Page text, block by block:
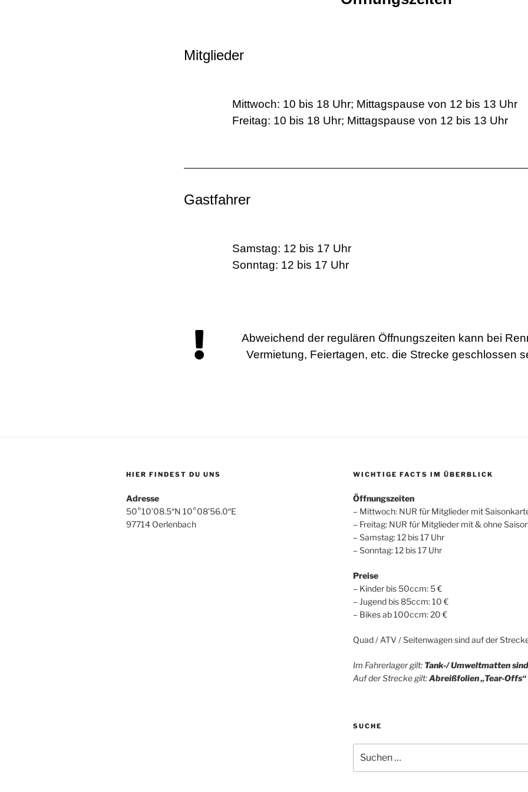
Mitglieder
Mittwoch: 10 bis 18 Uhr; Mittagspause von 12 bis 13 Uhr
Freitag: 10 bis 18 Uhr; Mittagspause von 12 bis 13 Uhr
Gastfahrer
Samstag: 12 bis 17 Uhr
Sonntag: 12 bis 17 Uhr
Abweichend der regulären Öffnungszeiten kann bei
Vermietung, Feiertagen, etc. die Strecke geschlossen
HIER FINDEST DU UNS
Adresse
50°10’08.5″N 10°08’56.0″E
97714 Oerlenbach
WICHTIGE FACTS IM ÜBERBLICK
Öffnungszeiten
– Mittwoch: NUR für Mitglieder mit
– Freitag: NUR für Mitglieder mit & ohne
– Samstag: 12 bis 17 Uhr
– Sonntag: 12 bis 17 Uhr
Preise
– Kinder bis 50ccm: 5 €
– Jugend bis 85ccm: 10 €
– Bikes ab 100ccm: 20 €
Quad / ATV / Seitenwagen sind auf der
Im Fahrerlager gilt:Tank-/ Umweltmattensind
Auf der Strecke gilt:Abreißfolien „Tear-Offs“
SUCHE